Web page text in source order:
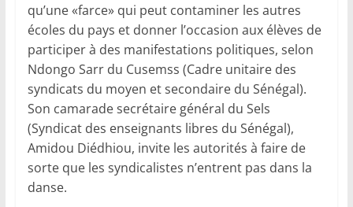
qu’une «farce» qui peut contaminer les autres
écoles du pays et donner l’occasion aux élèves de
participer à des manifestations politiques, selon
Ndongo Sarr du Cusemss (Cadre unitaire des
syndicats du moyen et secondaire du Sénégal).
Son camarade secrétaire général du Sels
(Syndicat des enseignants libres du Sénégal),
Amidou Diédhiou, invite les autorités à faire de
sorte que les syndicalistes n’entrent pas dans la
danse.